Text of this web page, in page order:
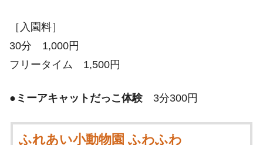
［入園料］
30分 1,000円
フリータイム 1,500円
● ミーアキャットだっこ体験 3分300円
ふれあい小動物園 ふわふわ